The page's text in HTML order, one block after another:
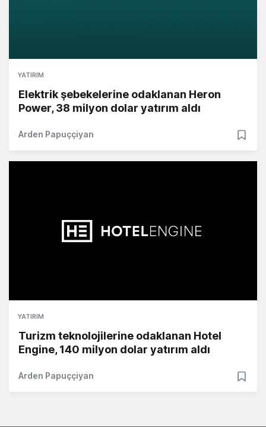
YATIRIM
Elektrik şebekelerine odaklanan Heron
Power, 38 milyon dolar yatırım aldı
Arden Papuççiyan
YATIRIM
Turizm teknolojilerine odaklanan Hotel
Engine, 140 milyon dolar yatırım aldı
Arden Papuççiyan